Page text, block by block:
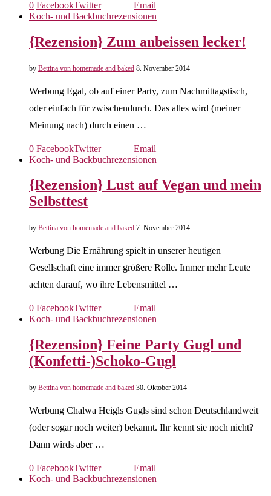
0 FacebookTwitter
Email
Koch- und Backbuchrezensionen
{Rezension} Zum anbeissen lecker!
by Bettina von homemade and baked 8. November 2014
Werbung Egal, ob auf einer Party, zum Nachmittagstisch,
oder einfach für zwischendurch. Das alles wird (meiner
Meinung nach) durch einen …
0 FacebookTwitter
Email
Koch- und Backbuchrezensionen
{Rezension} Lust auf Vegan und mein
Selbsttest
by Bettina von homemade and baked 7. November 2014
Werbung Die Ernährung spielt in unserer heutigen
Gesellschaft eine immer größere Rolle. Immer mehr Leute
achten darauf, wo ihre Lebensmittel …
0 FacebookTwitter
Email
Koch- und Backbuchrezensionen
{Rezension} Feine Party Gugl und
(Konfetti-)Schoko-Gugl
by Bettina von homemade and baked 30. Oktober 2014
Werbung Chalwa Heigls Gugls sind schon Deutschlandweit
(oder sogar noch weiter) bekannt. Ihr kennt sie noch nicht?
Dann wirds aber …
0 FacebookTwitter
Email
Koch- und Backbuchrezensionen